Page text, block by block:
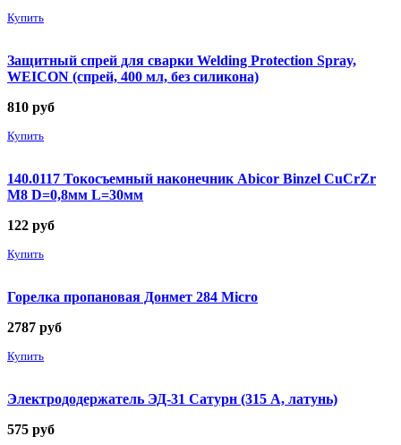
Купить
Защитный спрей для сварки Welding Protection Spray,
WEICON (спрей, 400 мл, без силикона)
810 руб
Купить
140.0117 Токосъемный наконечник Abicor Binzel CuCrZr
М8 D=0,8мм L=30мм
122 руб
Купить
Горелка пропановая Донмет 284 Micro
2787 руб
Купить
Электрододержатель ЭД-31 Сатурн (315 А, латунь)
575 руб